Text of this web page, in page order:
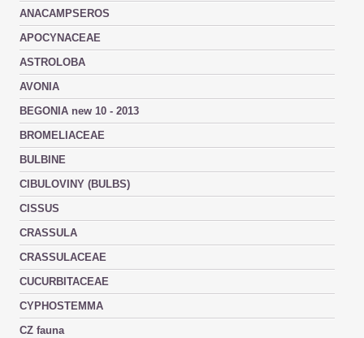
ANACAMPSEROS
APOCYNACEAE
ASTROLOBA
AVONIA
BEGONIA new 10 - 2013
BROMELIACEAE
BULBINE
CIBULOVINY (BULBS)
CISSUS
CRASSULA
CRASSULACEAE
CUCURBITACEAE
CYPHOSTEMMA
CZ fauna